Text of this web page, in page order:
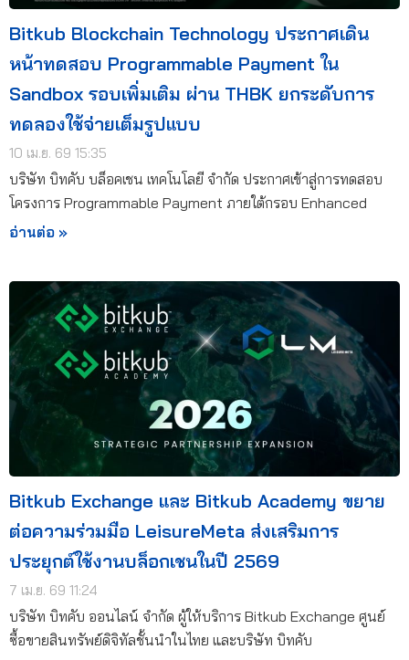
Bitkub Blockchain Technology ประกาศเดิน
หน้าทดสอบ Programmable Payment ใน
Sandbox รอบเพิ่มเติม ผ่าน THBK ยกระดับการ
ทดลองใช้จ่ายเต็มรูปแบบ
10 เม.ย. 69 15:35
บริษัท บิทคับ บล็อคเชน เทคโนโลยี จำกัด ประกาศเข้าสู่การทดสอบ
โครงการ Programmable Payment ภายใต้กรอบ Enhanced
อ่านต่อ »
Bitkub Exchange และ Bitkub Academy ขยาย
ต่อความร่วมมือ LeisureMeta ส่งเสริมการ
ประยุกต์ใช้งานบล็อกเชนในปี 2569
7 เม.ย. 69 11:24
บริษัท บิทคับ ออนไลน์ จำกัด ผู้ให้บริการ Bitkub Exchange ศูนย์
ซื้อขายสินทรัพย์ดิจิทัลชั้นนำในไทย และบริษัท บิทคับ